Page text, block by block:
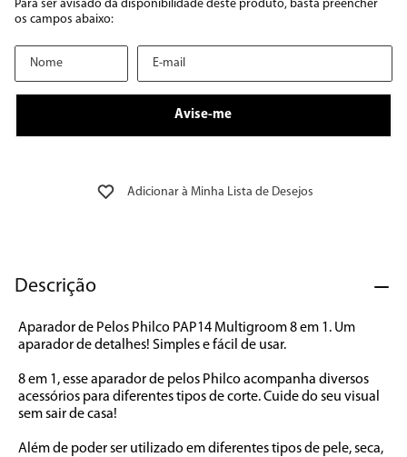
Descrição
Aparador de Pelos Philco PAP14 Multigroom 8 em 1. Um
aparador de detalhes! Simples e fácil de usar.
8 em 1, esse aparador de pelos Philco acompanha diversos
acessórios para diferentes tipos de corte. Cuide do seu visual
sem sair de casa!
Além de poder ser utilizado em diferentes tipos de pele, seca,
microondas